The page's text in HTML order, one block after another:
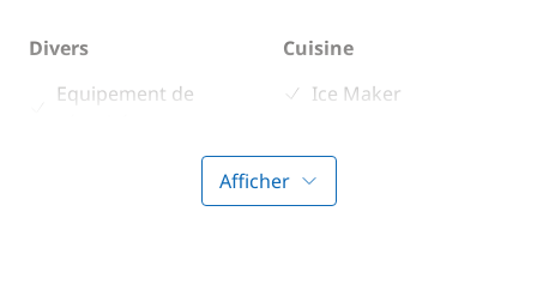
Divers
Equipement de
Cuisine
Ice Maker
Afficher